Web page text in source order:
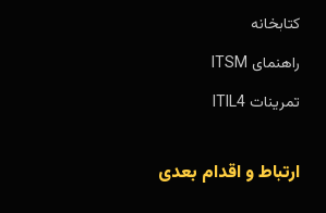
کتابخانه
راهنمای ITSM
تمرینات ITIL4
ارتباط و اقدام بعدی